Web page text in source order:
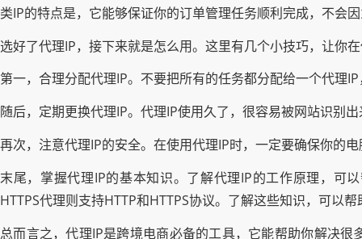
类IP的特点是，它能够保证你的订单管理任务顺利完成，不会
选好了代理IP，接下来就是怎么用。这里有几个小技巧，让你
第一，合理分配代理IP。不要把所有的任务都分配给一个代理
随后，定期更换代理IP。代理IP使用久了，很容易被网站识别
再次，注意代理IP的安全。在使用代理IP时，一定要确保你的
末尾，掌握代理IP的基本知识。了解代理IP的工作原理，可
HTTPS代理则支持HTTP和HTTPS协议。了解这些知识，可以
总而言之，代理IP是跨境电商必备的工具，它能帮助你解决